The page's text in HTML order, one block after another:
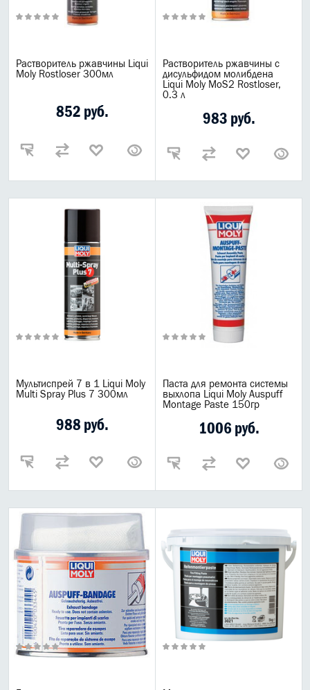
Растворитель ржавчины Liqui
Moly Rostloser 300мл
852 руб.
Растворитель ржавчины с
дисульфидом молибдена
Liqui Moly MoS2 Rostloser,
0.3 л
983 руб.
Мультиспрей 7 в 1 Liqui Moly
Multi Spray Plus 7 300мл
988 руб.
Паста для ремонта системы
выхлопа Liqui Moly Auspuff
Montage Paste 150гр
1006 руб.